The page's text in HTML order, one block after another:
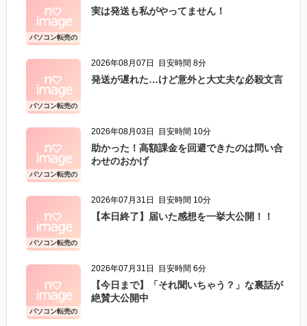
パソコン転売の
こと
実は発送も私がやってません！
パソコン転売の
こと
2026年08月07日 目安時間 8分
発送が遅れた…けど意外と大丈夫な必殺文言
パソコン転売の
こと
2026年08月03日 目安時間 10分
助かった！高額課金を回避できたのは問い合
わせのおかげ
パソコン転売の
こと
2026年07月31日 目安時間 10分
【本日終了】届いた感想を一挙大公開！！
パソコン転売の
こと
2026年07月31日 目安時間 6分
【今日まで】「それ聞いちゃう？」な裏話が
絶賛大公開中